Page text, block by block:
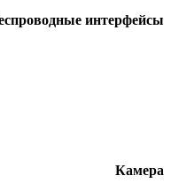
интерфейсы
Камера